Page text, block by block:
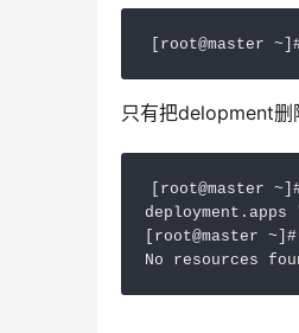
[root@master ~]
只有把delopment
[root@master
[root@master
No resources